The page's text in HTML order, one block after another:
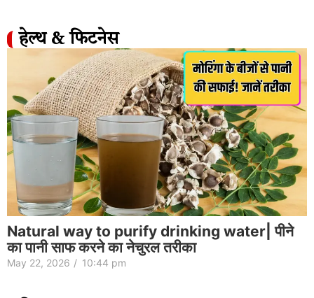
हेल्थ & फिटनेस
Natural way to purify drinking water| पीने
का पानी साफ करने का नेचुरल तरीका
May 22, 2026 / 10:44 pm